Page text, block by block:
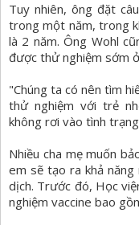
Tuy nhiên, ông đặt
trong một năm, trong
là 2 năm. Ông Wohl
được thử nghiệm sớm
"Chúng ta có nên tìm
thử nghiệm với trẻ
không rơi vào tình
Nhiều cha mẹ muốn
em sẽ tạo ra khả năng
dịch. Trước đó, Học
nghiệm vaccine bao